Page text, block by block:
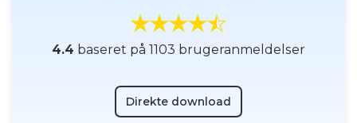
4.4 baseret på 1103 brugeranmeldelser
Direkte download